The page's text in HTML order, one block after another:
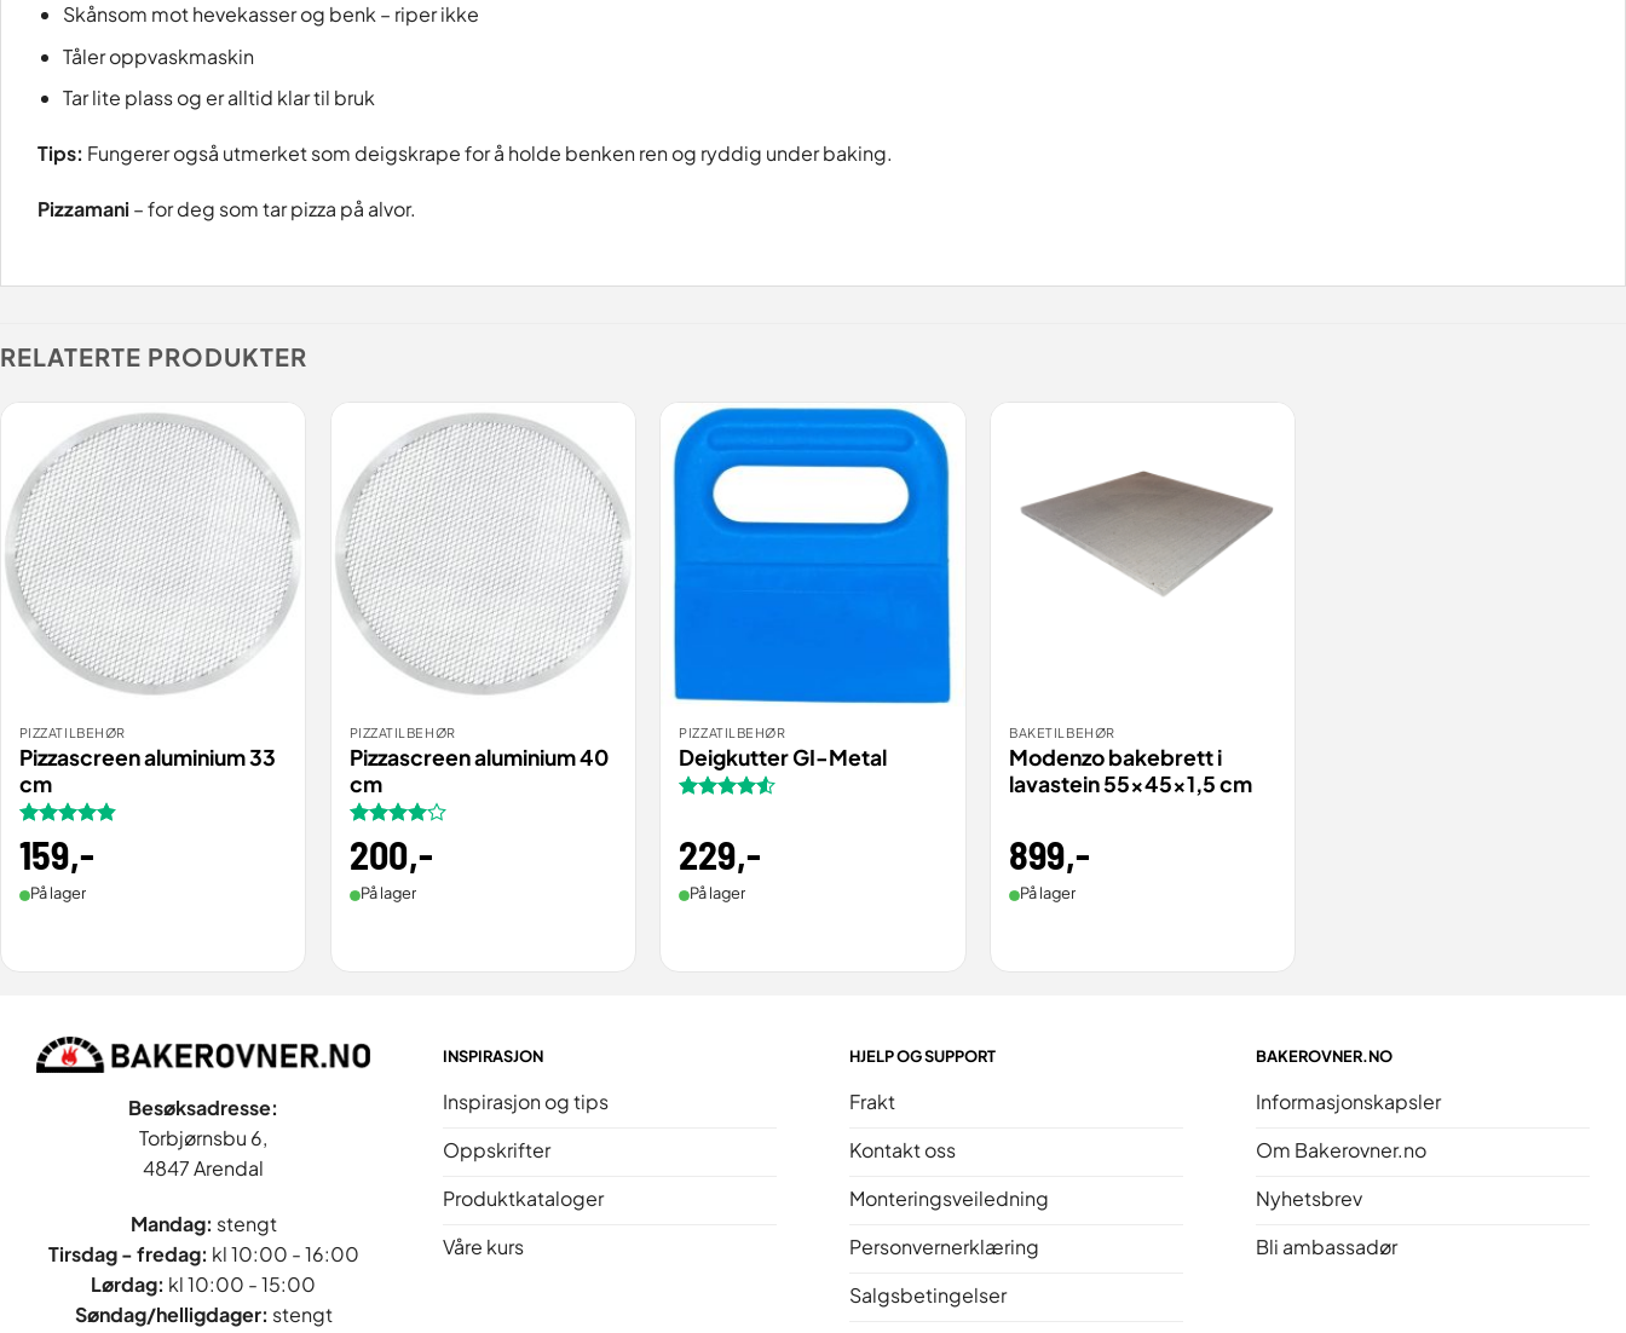
Skånsom mot hevekasser og benk – riper ikke
Tåler oppvaskmaskin
Tar lite plass og er alltid klar til bruk
Tips: Fungerer også utmerket som deigskrape for å holde benken ren og ryddig under baking.
Pizzamani – for deg som tar pizza på alvor.
RELATERTE PRODUKTER
BESTILL
PIZZATILBEHØR
Pizzascreen aluminium 33
cm
Vurdert
av 5
159,-
På lager
BESTILL
PIZZATILBEHØR
Pizzascreen aluminium 40
cm
Vurdert
av 5
200,-
På lager
BESTILL
PIZZATILBEHØR
Deigkutter GI-Metal
229,-
På lager
BESTILL
BAKETILBEHØR
Modenzo bakebrett i
lavastein 55x45x1,5 cm
899,-
På lager
Besøksadresse:
Torbjørnsbu 6,
4847 Arendal
Mandag: stengt
Tirsdag - fredag: kl 10:00 - 16:00
Lørdag: kl 10:00 - 15:00
Søndag/helligdager: stengt
INSPIRASJON
Inspirasjon og tips
Oppskrifter
Produktkataloger
Våre kurs
HJELP OG SUPPORT
Frakt
Kontakt oss
Monteringsveiledning
Personvernerklæring
Salgsbetingelser
BAKEROVNER.NO
Informasjonskapsler
Om Bakerovner.no
Nyhetsbrev
Bli ambassadør